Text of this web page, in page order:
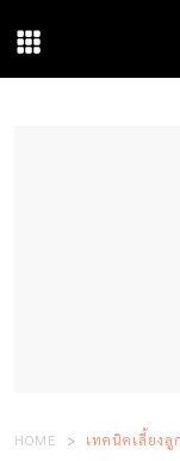
HOME เทคนิคเลี้ยงลูก